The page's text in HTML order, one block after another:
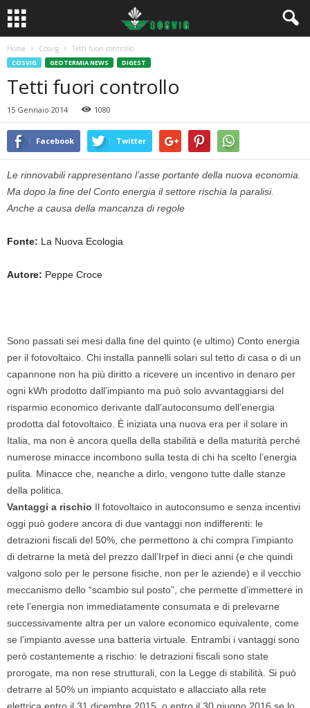
Home Cosvig Tetti fuori controllo
COSVIG GEOTERMIA NEWS DIGEST
Tetti fuori controllo
15 Gennaio 2014 1080
Facebook Twitter
Le rinnovabili rappresentano l’asse portante della nuova economia.
Ma dopo la fine del Conto energia il settore rischia la paralisi.
Anche a causa della mancanza di regole
Fonte: La Nuova Ecologia
Autore: Peppe Croce
Sono passati sei mesi dalla fine del quinto (e ultimo) Conto energia
per il fotovoltaico. Chi installa pannelli solari sul tetto di casa o di un
capannone non ha più diritto a ricevere un incentivo in denaro per
ogni kWh prodotto dall’impianto ma può solo avvantaggiarsi del
risparmio economico derivante dall’autoconsumo dell’energia
prodotta dal fotovoltaico. È iniziata una nuova era per il solare in
Italia, ma non è ancora quella della stabilità e della maturità perché
numerose minacce incombono sulla testa di chi ha scelto l’energia
pulita. Minacce che, neanche a dirlo, vengono tutte dalle stanze
della politica.
Vantaggi a rischio Il fotovoltaico in autoconsumo e senza incentivi
oggi può godere ancora di due vantaggi non indifferenti: le
detrazioni fiscali del 50%, che permettono a chi compra l’impianto
di detrarne la metà del prezzo dall’Irpef in dieci anni (e che quindi
valgono solo per le persone fisiche, non per le aziende) e il vecchio
meccanismo dello “scambio sul posto”, che permette d’immettere in
rete l’energia non immediatamente consumata e di prelevarne
successivamente altra per un valore economico equivalente, come
se l’impianto avesse una batteria virtuale. Entrambi i vantaggi sono
però costantemente a rischio: le detrazioni fiscali sono state
prorogate, ma non rese strutturali, con la Legge di stabilità. Si può
detrarre al 50% un impianto acquistato e allacciato alla rete